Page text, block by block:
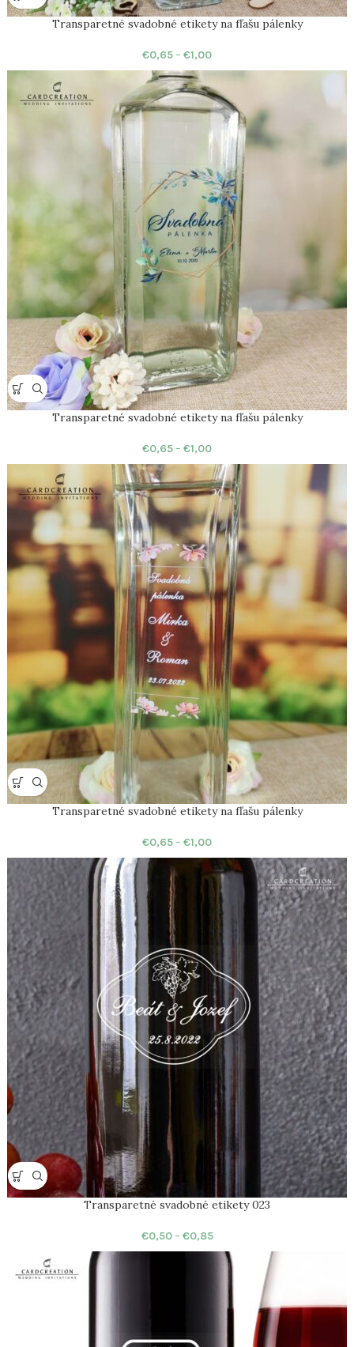
Transparetné svadobné etikety na fľašu pálenky
€0,65– €1,00
Transparetné svadobné etikety na fľašu pálenky
€0,65– €1,00
Transparetné svadobné etikety na fľašu pálenky
€0,65– €1,00
Transparetné svadobné etikety 023
€0,50 – €0,85